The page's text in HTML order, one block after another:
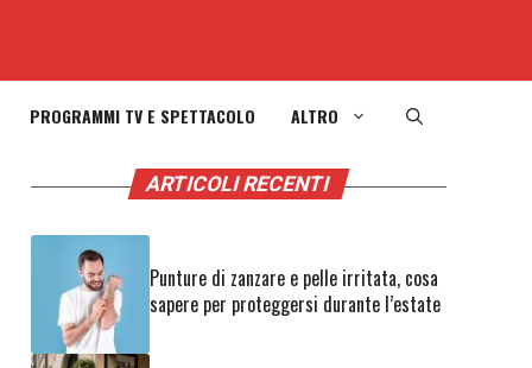
PROGRAMMI TV E SPETTACOLO ALTRO
ARTICOLI RECENTI
Punture di zanzare e pelle irritata, cosa
sapere per proteggersi durante l’estate